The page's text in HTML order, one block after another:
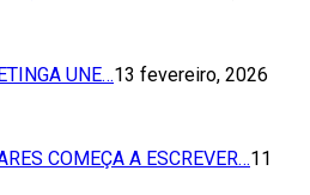
UNE…13 fevereiro, 2026
COMEÇA A ESCREVER…11